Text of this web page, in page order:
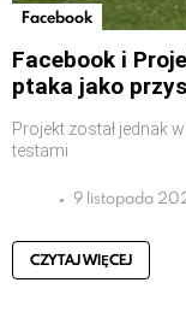
Facebook
Facebook i
ptaka jako
Projekt został jednak
testami
9 listopada
CZYTAJ WIĘCEJ